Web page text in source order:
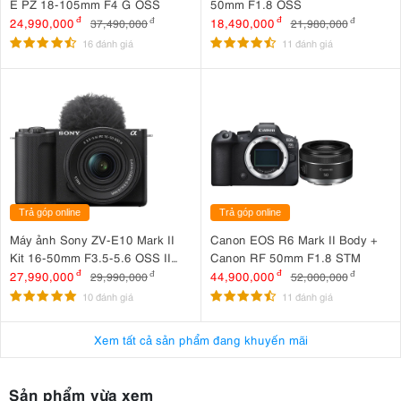
3.1. Hiệu suất quang học vượt trội
Được thiết kế để có độ chính xác cao, Fujifilm XF 35mm f/2 R WR
có cấu trúc quang học tiên tiến với chín thấu kính chia thành sáu
méo hình. Điều này tạo ra hình ảnh sắc nét với khả năng tái tạo
màu sắc chính xác và độ tương phản ấn tượng.
E PZ 18-105mm F4 G OSS
24,990,000 đ 37,490,000đ
16 đánh giá
50mm F1.8 OSS
18,490,000 đ 21,980,000 đ
11 đánh giá
Trả góp online
Máy ảnh Sony ZV-E10 Mark II
Kit 16-50mm F3.5-5.6 OSS II
Đen
27,990,000 đ 29,990,000đ
10 đánh giá
Trả góp online
Canon EOS R6 Mark II Body +
Canon RF 50mm F1.8 STM
44,900,000 đ 52,000,000 đ
11 đánh giá
Xem tất cả sản phẩm đang khuyến mãi
Sản phẩm vừa xem